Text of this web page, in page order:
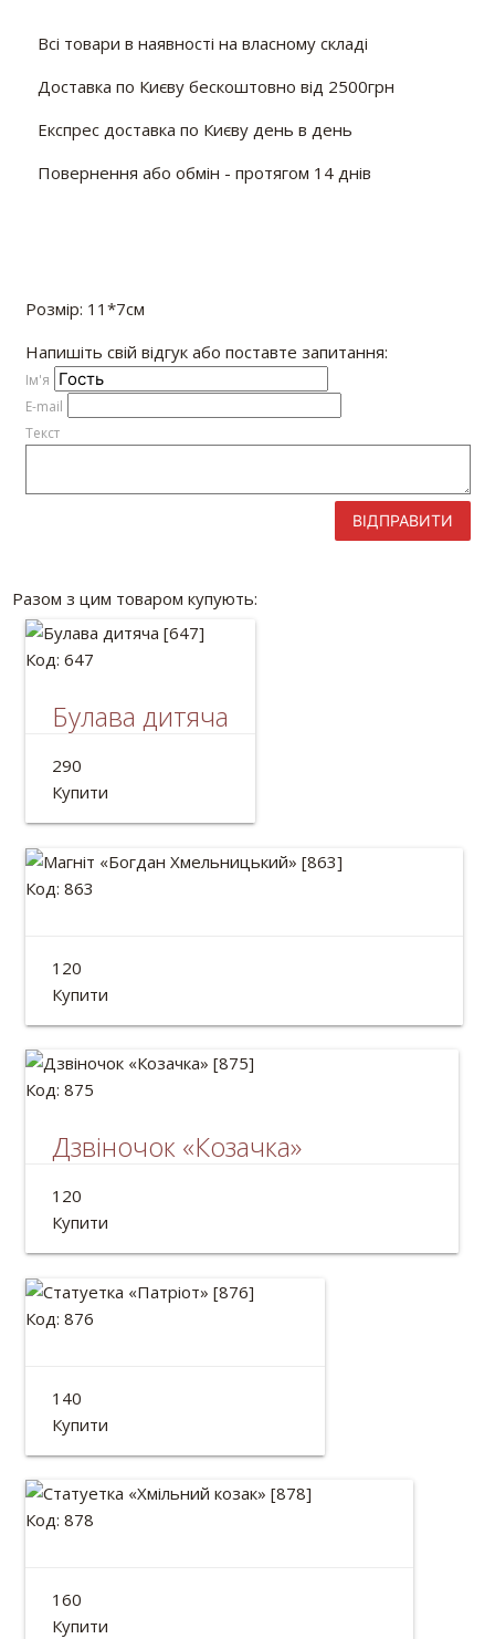
Всі товари в наявності на власному складі
Доставка по Києву бескоштовно від 2500грн
Експрес доставка по Києву день в день
Повернення або обмін - протягом 14 днів
Розмір: 11*7см
Напишіть свій відгук або поставте запитання:
Iм'я
E-mail
Текст
ВІДПРАВИТИ
Разом з цим товаром купують:
Код: 647
Булава дитяча
Дерев'яна булава
Довжина:33см
290
Купити
Код: 863
Діаметр: 82 мм
120
Купити
Код: 875
Дзвіночок «Козачка»
Статуетка дзвіночок керамічний ручної роботи.
Висота: 13см
120
Купити
Код: 876
Висота: 10см
140
Купити
Код: 878
Висота: 13см
160
Купити